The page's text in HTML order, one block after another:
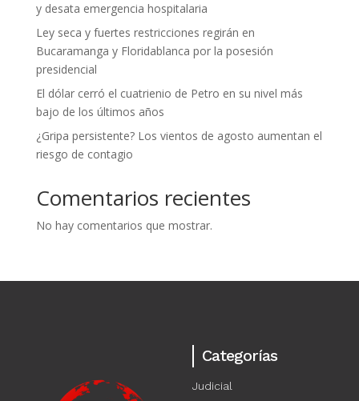
y desata emergencia hospitalaria
Ley seca y fuertes restricciones regirán en
Bucaramanga y Floridablanca por la posesión
presidencial
El dólar cerró el cuatrienio de Petro en su nivel más
bajo de los últimos años
¿Gripa persistente? Los vientos de agosto aumentan el
riesgo de contagio
Comentarios recientes
No hay comentarios que mostrar.
Categorías
Judicial